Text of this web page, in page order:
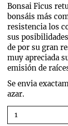
Bonsai Ficus
bonsáis más
resistencia los
sus
de por su gran
muy apreciada
emisión de
Se envia
azar.